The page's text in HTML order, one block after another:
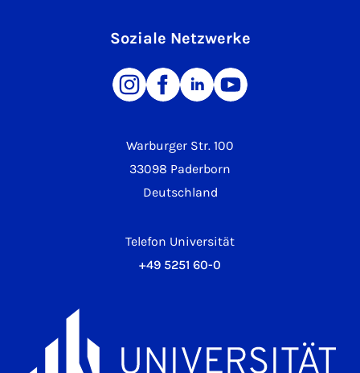
Warburger Str. 100
33098 Paderborn
Deutschland
Telefon Universität
+49 5251 60-0
Soziale Netzwerke